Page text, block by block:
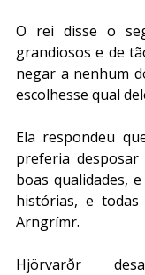
O rei disse o
grandiosos e de
negar a nenhum
escolhesse qual
Ela respondeu
preferia
boas qualidades,
histórias, e
Arngrímr.